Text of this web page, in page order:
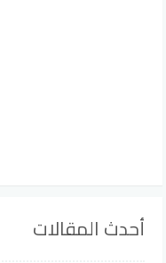
أحدث المقالات